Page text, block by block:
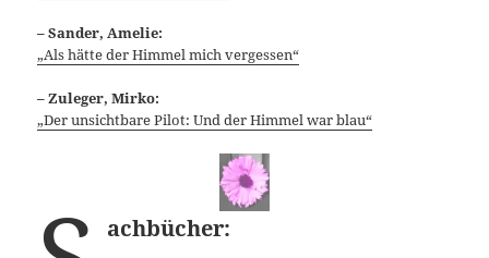
– Sander, Amelie:
„Als hätte der Himmel mich vergessen“
– Zuleger, Mirko:
„Der unsichtbare Pilot: Und der Himmel war blau“
achbücher: